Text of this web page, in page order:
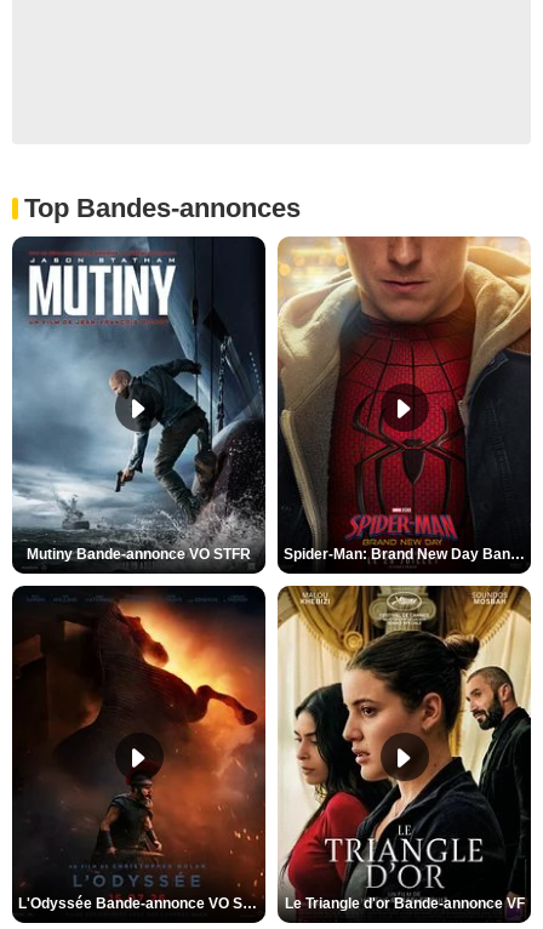
Top Bandes-annonces
Mutiny Bande-annonce VO STFR Spider-Man: Brand New Day Bande-annonce VO STFR
L'Odyssée Bande-annonce VO STFR Le Triangle d'or Bande-annonce VF